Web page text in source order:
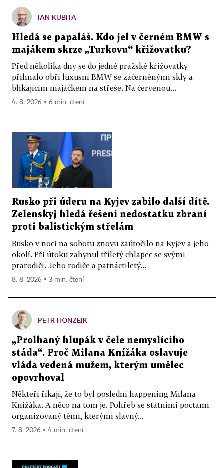
JAN KUBITA
Hledá se papaláš. Kdo jel v černém BMW s
majákem skrze „Turkovu“ křižovatku?
Před několika dny se do jedné pražské křižovatky
přihnalo obří luxusní BMW se začerněnými skly a
blikajícím majáčkem na střeše. Na červenou...
4. 8. 2026 ▪ 6 min. čtení
Rusko při úderu na Kyjev zabilo další dítě.
Zelenskyj hledá řešení nedostatku zbraní
proti balistickým střelám
Rusko v noci na sobotu znovu zaútočilo na Kyjev a jeho
okolí. Při útoku zahynul tříletý chlapec se svými
prarodiči. Jeho rodiče a patnáctiletý...
8. 8. 2026 ▪ 3 min. čtení
PETR HONZEJK
„Prolhaný hlupák v čele nemyslícího
stáda“. Proč Milana Knížáka oslavuje
vláda vedená mužem, kterým umělec
opovrhoval
Někteří říkají, že to byl poslední happening Milana
Knížáka. A něco na tom je. Pohřeb se státními poctami
organizovaný těmi, kterými slavný...
7. 8. 2026 ▪ 4 min. čtení